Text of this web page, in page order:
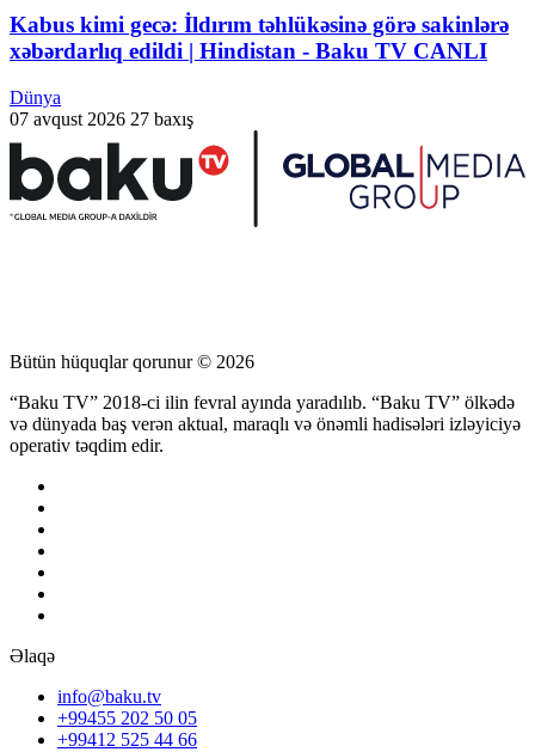
Kabus kimi gecə: İldırım təhlükəsinə görə sakinlərə
xəbərdarlıq edildi | Hindistan - Baku TV CANLI
Dünya
07 avqust 2026 27 baxış
Bütün hüquqlar qorunur © 2026
“Baku TV” 2018-ci ilin fevral ayında yaradılıb. “Baku TV” ölkədə
və dünyada baş verən aktual, maraqlı və önəmli hadisələri izləyiciyə
operativ təqdim edir.
Əlaqə
info@baku.tv
+99455 202 50 05
+99412 525 44 66